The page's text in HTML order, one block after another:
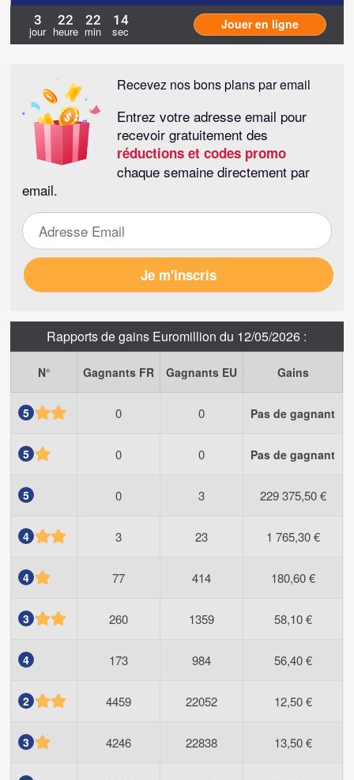
3 22 22 13
jour heure min sec Jouer en ligne
Recevez nos bons plans par email
Entrez votre adresse email pour
recevoir gratuitement des
réductions et codes promo
chaque semaine directement par
email.
Rapports de gains Euromillion du 12/05/2026 :
N° Gagnants FR Gagnants EU Gains
5 0 0 Pas de gagnant
5 0 0 Pas de gagnant
5 0 3 229 375,50 €
4 3 23 1 765,30 €
4 77 414 180,60 €
3 260 1359 58,10 €
4 173 984 56,40 €
2 4459 22052 12,50 €
3 4246 22838 13,50 €